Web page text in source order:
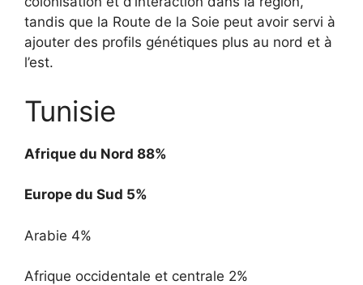
tandis que la Route de la Soie peut avoir servi à
ajouter des profils génétiques plus au nord et à
l’est.
Tunisie
Afrique du Nord 88%
Europe du Sud 5%
Arabie 4%
Afrique occidentale et centrale 2%